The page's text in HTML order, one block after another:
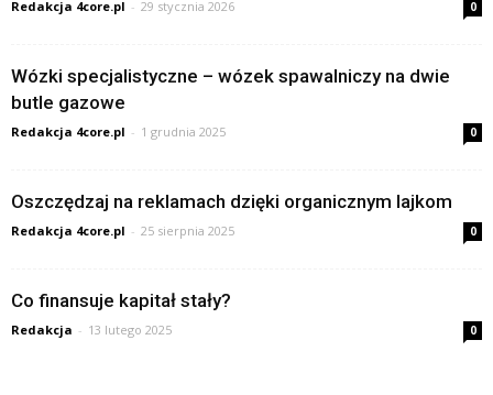
Redakcja 4core.pl - 29 stycznia 2026 0
Wózki specjalistyczne – wózek spawalniczy na dwie
butle gazowe
Redakcja 4core.pl - 1 grudnia 2025 0
Oszczędzaj na reklamach dzięki organicznym lajkom
Redakcja 4core.pl - 25 sierpnia 2025 0
Co finansuje kapitał stały?
Redakcja - 13 lutego 2025 0